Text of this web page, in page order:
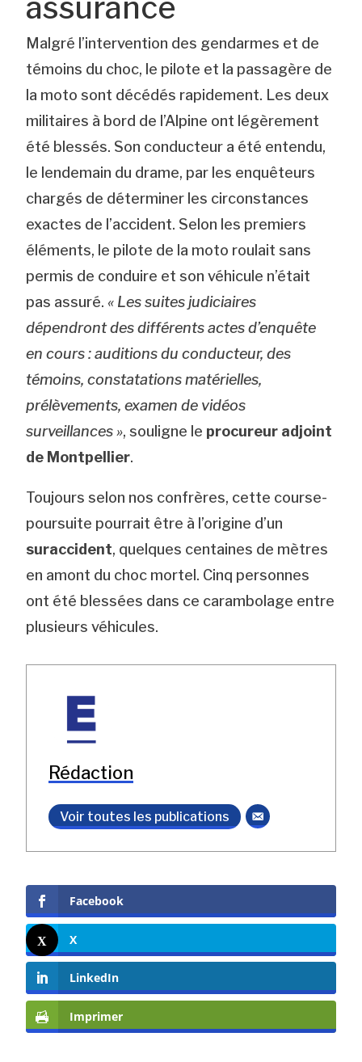
Malgré l’intervention des gendarmes et de
témoins du choc, le pilote et la passagère de
la moto sont décédés rapidement. Les deux
militaires à bord de l’Alpine ont légèrement
été blessés. Son conducteur a été entendu,
le lendemain du drame, par les enquêteurs
chargés de déterminer les circonstances
exactes de l’accident. Selon les premiers
éléments, le pilote de la moto roulait sans
permis de conduire et son véhicule n’était
pas assuré.« Les suites judiciaires
dépendront des différents actes d’enquête
en cours : auditions du conducteur, des
témoins, constatations matérielles,
prélèvements, examen de vidéos
surveillances », souligne le procureur adjoint
de Montpellier.
Toujours selon nos confrères, cette course-
poursuite pourrait être à l’origine d’un
suraccident, quelques centaines de mètres
en amont du choc mortel. Cinq personnes
ont été blessées dans ce carambolage entre
plusieurs véhicules.
Rédaction
Voir toutes les publications
Facebook
X
LinkedIn
Imprimer